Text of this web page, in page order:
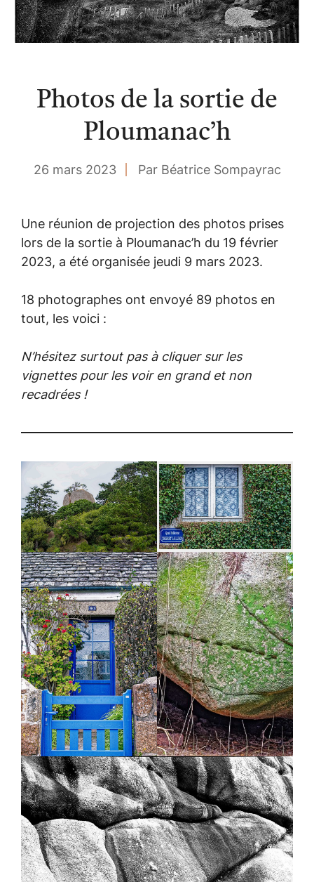
Photos de la sortie de
Ploumanac’h
26 mars 2023 Par Béatrice Sompayrac
Une réunion de projection des photos prises
lors de la sortie à Ploumanac’h du 19 février
2023, a été organisée jeudi 9 mars 2023.
18 photographes ont envoyé 89 photos en
tout, les voici :
N’hésitez surtout pas à cliquer sur les
vignettes pour les voir en grand et non
recadrées !